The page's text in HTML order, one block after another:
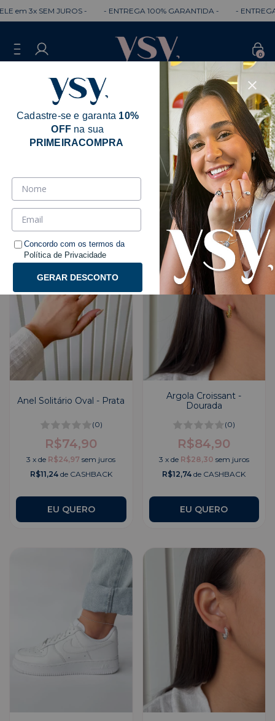
em 3x SEM JUROS - - ENTREGA 100% GARANTIDA - - ENTREGA
0
Erro - 404
Desculpe, mas a página que você está
procurando não existe.
Talvez você se interesse pelos seguintes produtos.
Anel Solitário Oval - Prata
(0)
R$74,90
3 xde R$24,97 sem juros
R$11,24de CASHBACK
EU QUERO
Argola Croissant -
Dourada
(0)
R$84,90
3 x de R$28,30 sem juros
R$12,74 de CASHBACK
Cadastre-se e garanta 10%
OFF na sua
PRIMEIRACOMPRA
Concordo com os termos da
Política de Privacidade
GERAR DESCONTO